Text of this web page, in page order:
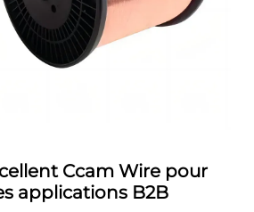
Ccam Wire pour
applications B2B